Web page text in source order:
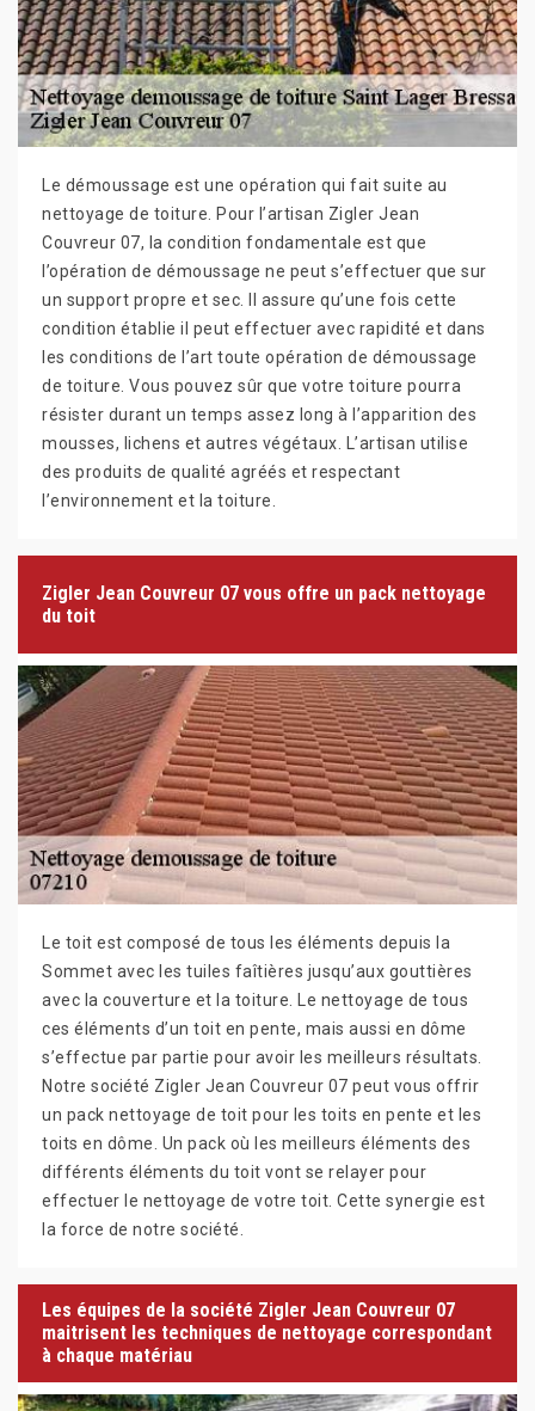
Le démoussage est une opération qui fait suite au
nettoyage de toiture. Pour l’artisan Zigler Jean
Couvreur 07, la condition fondamentale est que
l’opération de démoussage ne peut s’effectuer que sur
un support propre et sec. Il assure qu’une fois cette
condition établie il peut effectuer avec rapidité et dans
les conditions de l’art toute opération de démoussage
de toiture. Vous pouvez sûr que votre toiture pourra
résister durant un temps assez long à l’apparition des
mousses, lichens et autres végétaux. L’artisan utilise
des produits de qualité agréés et respectant
l’environnement et la toiture.
Zigler Jean Couvreur 07 vous offre un pack nettoyage
du toit
Le toit est composé de tous les éléments depuis la
Sommet avec les tuiles faîtières jusqu’aux gouttières
avec la couverture et la toiture. Le nettoyage de tous
ces éléments d’un toit en pente, mais aussi en dôme
s’effectue par partie pour avoir les meilleurs résultats.
Notre société Zigler Jean Couvreur 07 peut vous offrir
un pack nettoyage de toit pour les toits en pente et les
toits en dôme. Un pack où les meilleurs éléments des
différents éléments du toit vont se relayer pour
effectuer le nettoyage de votre toit. Cette synergie est
la force de notre société.
Les équipes de la société Zigler Jean Couvreur 07
maitrisent les techniques de nettoyage correspondant
à chaque matériau